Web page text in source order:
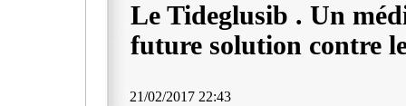
Le Tideglusib . Un
future solution contre
21/02/2017 22:43